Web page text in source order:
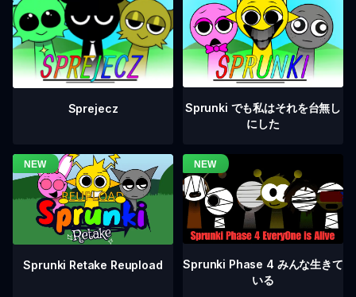
Sprejecz
Sprunki でも私はそれを台無し
にした
Sprunki Retake Reupload
Sprunki Phase 4 みんな生きて
いる